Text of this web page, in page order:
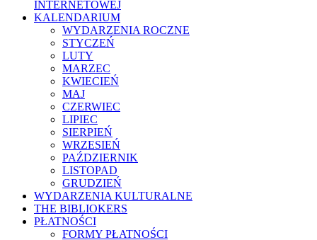
INTERNETOWEJ
KALENDARIUM
WYDARZENIA ROCZNE
STYCZEŃ
LUTY
MARZEC
KWIECIEŃ
MAJ
CZERWIEC
LIPIEC
SIERPIEŃ
WRZESIEŃ
PAŹDZIERNIK
LISTOPAD
GRUDZIEŃ
WYDARZENIA KULTURALNE
THE BIBLIOKERS
PŁATNOŚCI
FORMY PŁATNOŚCI